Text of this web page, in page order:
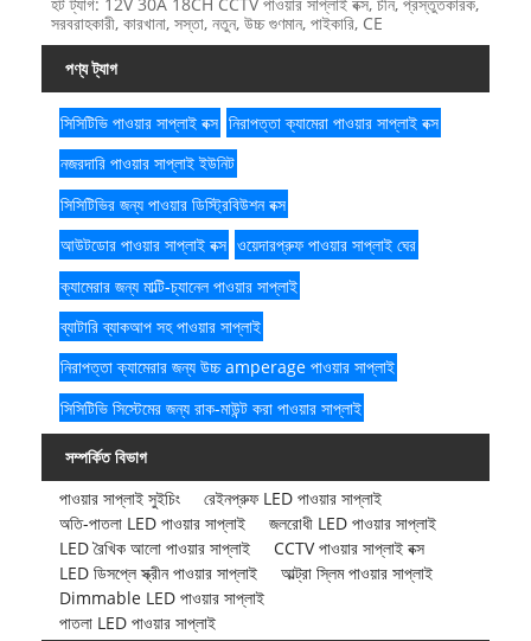
সরবরাহকারী, কারখানা, সস্তা, নতুন, উচ্চ গুণমান, পাইকারি, CE
পণ্য ট্যাগ
সিসিটিভি পাওয়ার সাপ্লাই বক্স নিরাপত্তা ক্যামেরা পাওয়ার সাপ্লাই বক্স
নজরদারি পাওয়ার সাপ্লাই ইউনিট
সিসিটিভির জন্য পাওয়ার ডিস্ট্রিবিউশন বক্স
আউটডোর পাওয়ার সাপ্লাই বক্স ওয়েদারপ্রুফ পাওয়ার সাপ্লাই ঘের
ক্যামেরার জন্য মাল্টি-চ্যানেল পাওয়ার সাপ্লাই
ব্যাটারি ব্যাকআপ সহ পাওয়ার সাপ্লাই
নিরাপত্তা ক্যামেরার জন্য উচ্চ amperage পাওয়ার সাপ্লাই
সিসিটিভি সিস্টেমের জন্য রাক-মাউন্ট করা পাওয়ার সাপ্লাই
সম্পর্কিত বিভাগ
পাওয়ার সাপ্লাই সুইচিং
রেইনপ্রুফ LED পাওয়ার সাপ্লাই
অতি-পাতলা LED পাওয়ার সাপ্লাই
জলরোধী LED পাওয়ার সাপ্লাই
LED রৈখিক আলো পাওয়ার সাপ্লাই
CCTV পাওয়ার সাপ্লাই বক্স
LED ডিসপ্লে স্ক্রীন পাওয়ার সাপ্লাই
আল্ট্রা স্লিম পাওয়ার সাপ্লাই
Dimmable LED পাওয়ার সাপ্লাই
পাতলা LED পাওয়ার সাপ্লাই